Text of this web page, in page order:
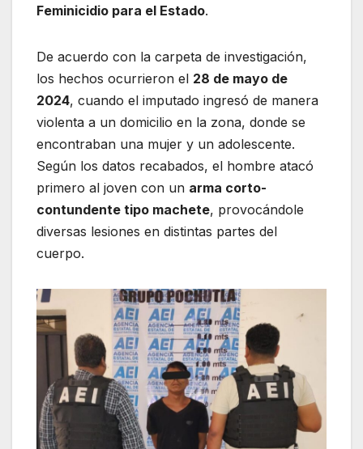
Feminicidio para el Estado.
De acuerdo con la carpeta de investigación,
los hechos ocurrieron el 28 de mayo de
2024, cuando el imputado ingresó de manera
violenta a un domicilio en la zona, donde se
encontraban una mujer y un adolescente.
Según los datos recabados, el hombre atacó
primero al joven con un arma corto-
contundente tipo machete, provocándole
diversas lesiones en distintas partes del
cuerpo.